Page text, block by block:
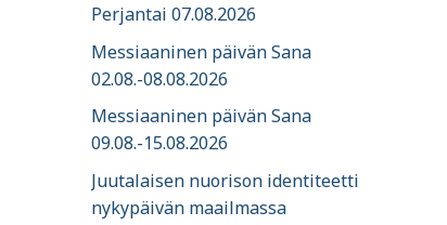
Perjantai 07.08.2026
Messiaaninen päivän Sana
02.08.-08.08.2026
Messiaaninen päivän Sana
09.08.-15.08.2026
Juutalaisen nuorison identiteetti
nykypäivän maailmassa